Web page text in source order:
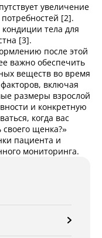
увеличение
[2].
тела для
[3].
после этой
важно обеспечить
веществ во время
включая
размеры взрослой
и конкретную
когда вас
щенка?»
пациента и
мониторинга.